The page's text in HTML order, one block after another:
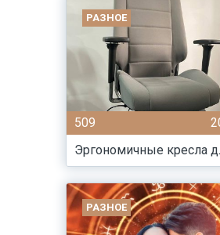
РАЗНОЕ
509
Эргономичные кресла
РАЗНОЕ